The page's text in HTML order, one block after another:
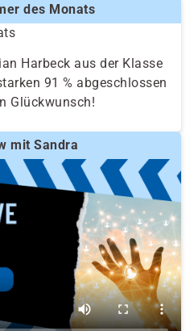
des Monats
Harbeck aus der Klasse
91 % abgeschlossen
Glückwunsch!
mit Sandra